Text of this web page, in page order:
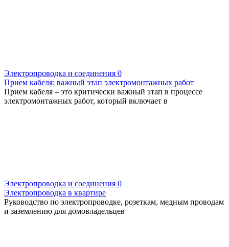
Электропроводка и соединения 0
Прием кабеля: важный этап электромонтажных работ
Прием кабеля – это критически важный этап в процессе
электромонтажных работ, который включает в
Электропроводка и соединения 0
Электропроводка в квартире
Руководство по электропроводке, розеткам, медным проводам
и заземлению для домовладельцев